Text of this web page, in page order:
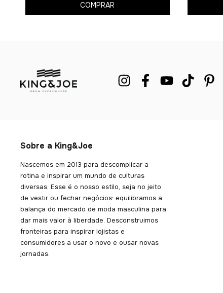
COMPRAR
Sobre a King&Joe
Nascemos em 2013 para descomplicar a
rotina e inspirar um mundo de culturas
diversas. Esse é o nosso estilo, seja no jeito
de vestir ou fechar negócios: equilibramos a
balança do mercado de moda masculina para
dar mais valor à liberdade. Desconstruimos
fronteiras para inspirar lojistas e
consumidores a usar o novo e ousar novas
jornadas.